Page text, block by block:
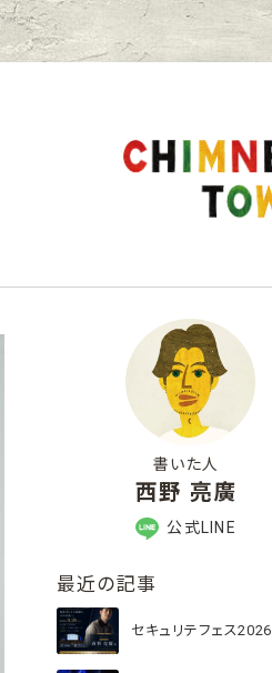
書いた人
西野 亮廣
公式LINE
最近の記事
セキュリテフェス2026